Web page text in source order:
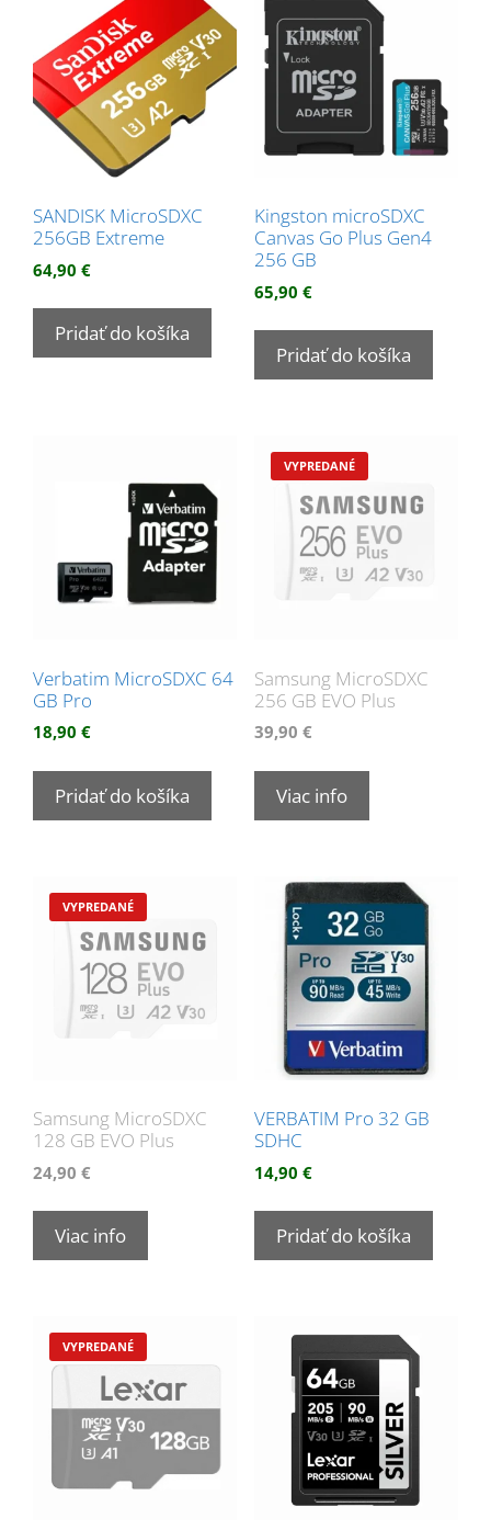
SANDISK MicroSDXC
256GB Extreme
64,90 €
Pridať do košíka
Kingston microSDXC
Canvas Go Plus Gen4
256 GB
65,90 €
Pridať do košíka
Verbatim MicroSDXC 64
GB Pro
18,90 €
Pridať do košíka
Samsung MicroSDXC
256 GB EVO Plus
39,90 €
Viac info
Samsung MicroSDXC
128 GB EVO Plus
24,90 €
Viac info
VERBATIM Pro 32 GB
SDHC
14,90 €
Pridať do košíka